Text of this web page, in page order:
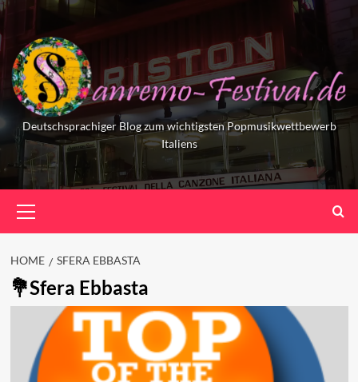
Skip
to
content
Deutschsprachiger Blog zum wichtigsten Popmusikwettbewerb
Italiens
Menu
HOME SFERA EBBASTA
Sfera Ebbasta